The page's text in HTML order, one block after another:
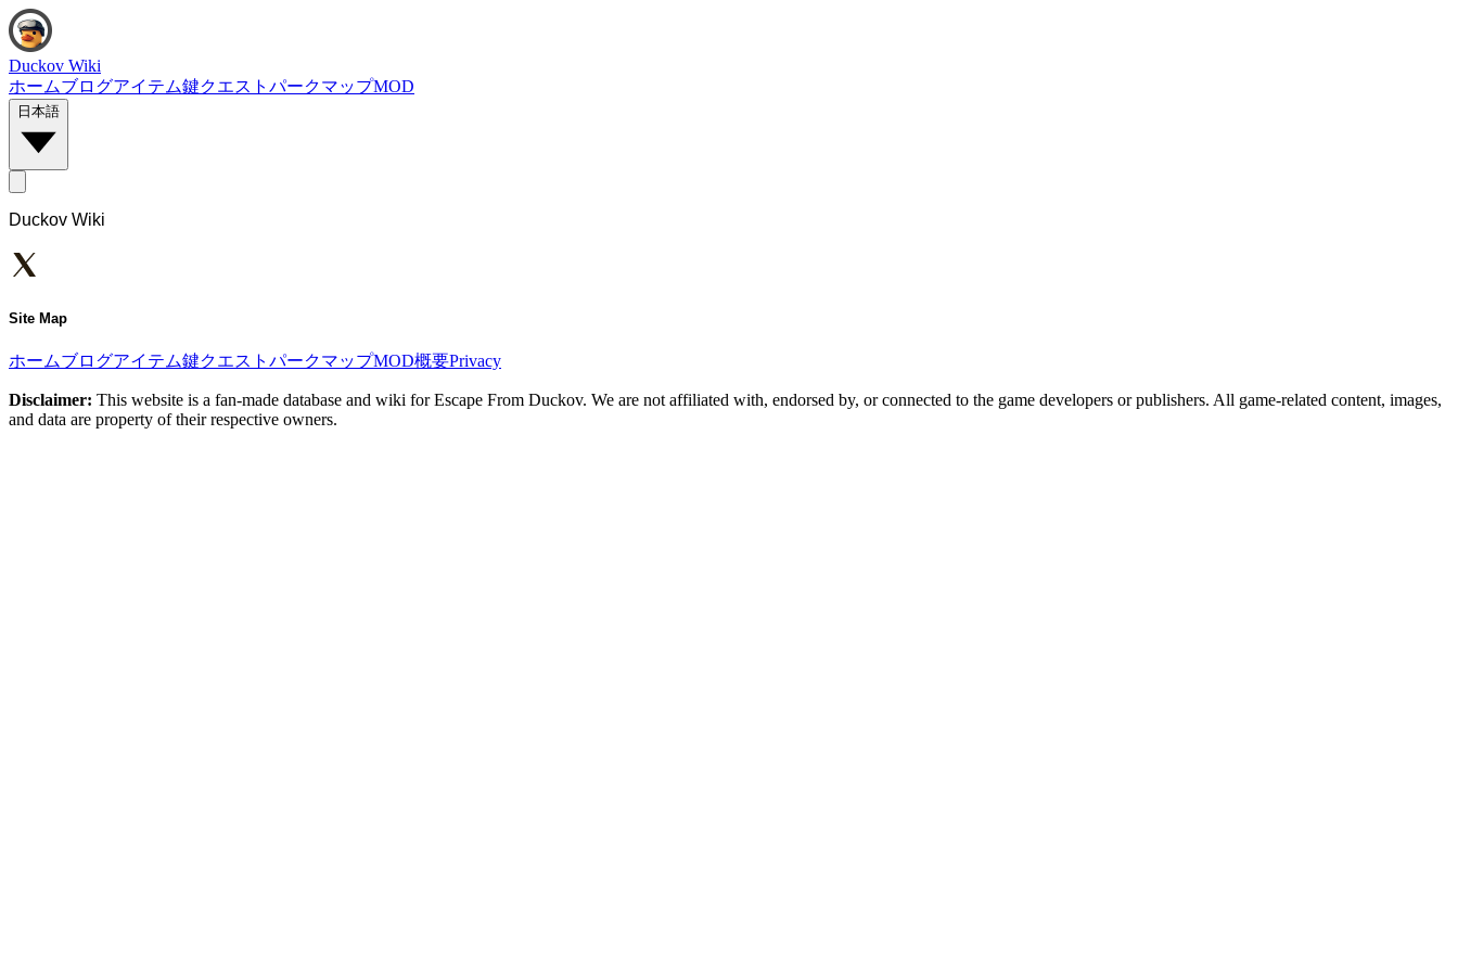
Duckov Wiki
ホームブログアイテム鍵クエスト パークマップMOD
日本語
Duckov Wiki
Site Map
ホームブログアイテム鍵クエスト パークマップMOD概要Privacy
Disclaimer: This website is a fan-made database and wiki for Escape From Duckov. We are not affiliated with, endorsed by, or connected to the game developers or publishers. All game-related content, images,
and data are property of their respective owners.